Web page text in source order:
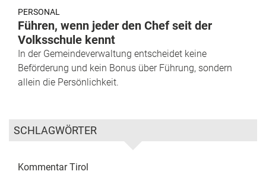
PERSONAL
Führen, wenn jeder den Chef seit der
Volksschule kennt
In der Gemeindeverwaltung entscheidet keine
Beförderung und kein Bonus über Führung, sondern
allein die Persönlichkeit.
SCHLAGWÖRTER
Kommentar Tirol